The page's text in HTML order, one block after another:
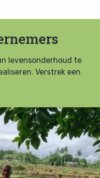
levensonderhoud te
Verstrek een